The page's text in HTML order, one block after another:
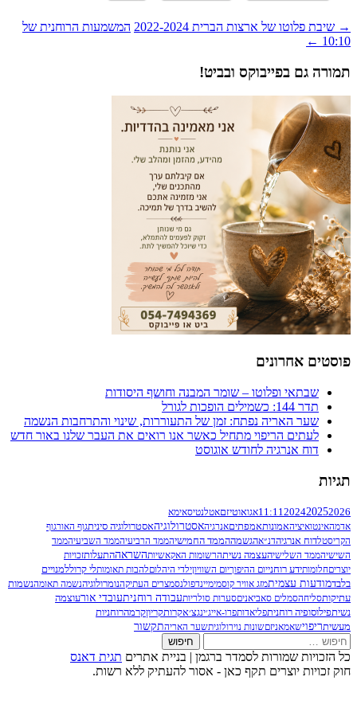
2024 המשמעות הרוחנית של
המבנה וחושף היסודות
של התעוררות, שינוי והתרחבות הנשמה
כאשר אנו רואים את העבר שלנו באור חדש
אטלנטיסאימא
אסטרולוגיהאסטרולוגיה סיניתגוף האורגוף
החמישיהממד הרביעיהממד השביעיהממד
הרשומות האקאשיותהשראההתעלותזכויות
השוויוןילדי היהלוםלהבות תאומותלי קרוללמנויים
מיינדפולנסמצרים העתיקהנומרולוגיהנשמה תאומהנשמות
סולריותעבודה רוחניתעובדי אור עוצמה
אייג׳ינגצ׳אקרות קריוןקרמהרוחניות
שער האריהתקשור
ברגמן | בניית אתריםתגית דאנס
- אסור להעתיק ללא רשות.